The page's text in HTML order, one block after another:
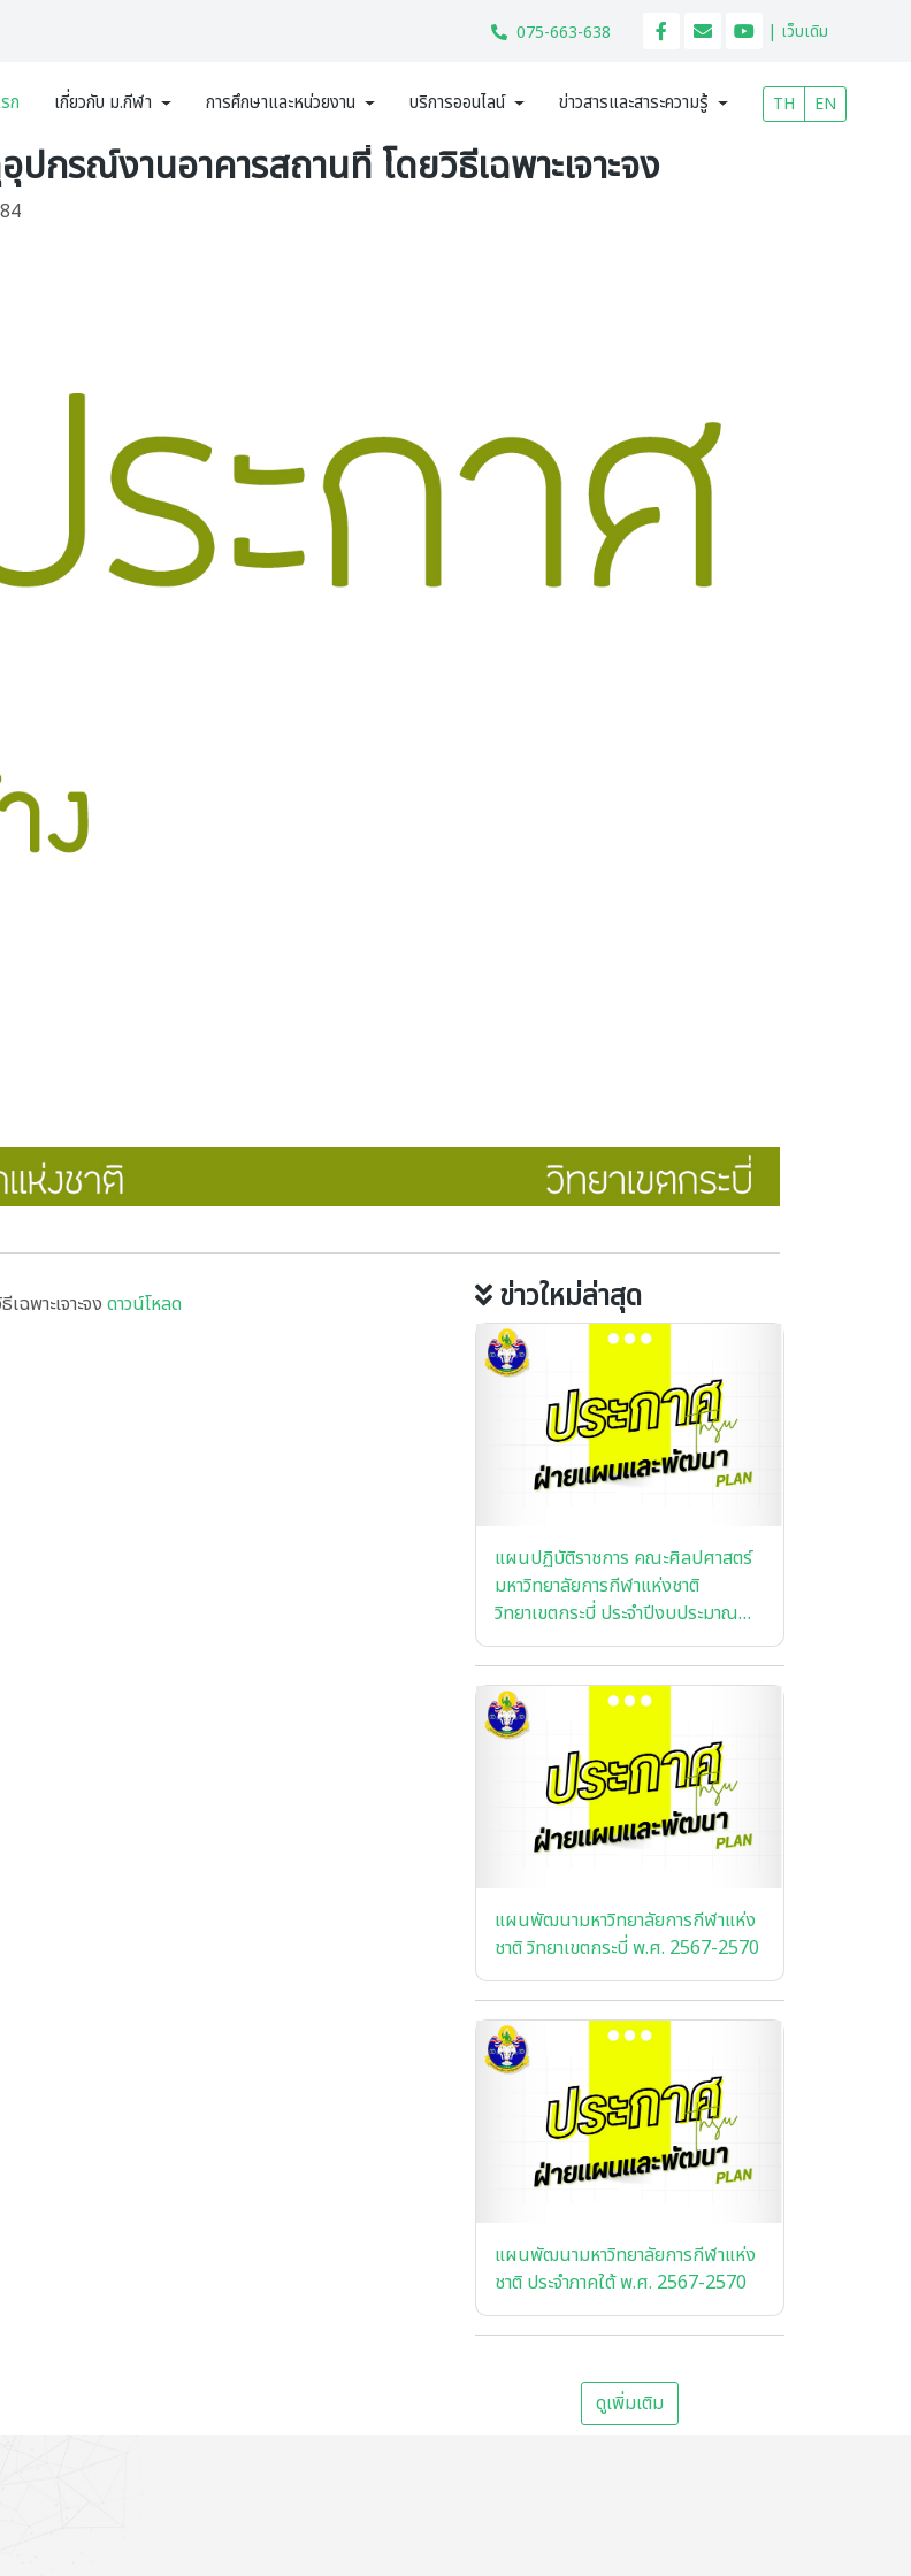
075-663-638 | เว็บเดิม
ก เกี่ยวกับ ม.กีฬา การศึกษาและหน่วยงาน บริการออนไลน์ ข่าวสารและสาระความรู้ TH EN
กรณ์งานอาคารสถานที่ โดยวิธีเฉพาะเจาะจง
ฉพาะเจาะจง ดาวน์โหลด ข่าวใหม่ล่าสุด
แผนปฏิบัติราชการ คณะศิลปศาสตร์
มหาวิทยาลัยการกีฬาแห่งชาติ
วิทยาเขตกระบี่ ประจําปีงบประมาณ
พ.ศ. 2568
แผนพัฒนามหาวิทยาลัยการกีฬาแห่ง
ชาติ วิทยาเขตกระบี่ พ.ศ. 2567-2570
แผนพัฒนามหาวิทยาลัยการกีฬาแห่ง
ชาติ ประจำภาคใต้ พ.ศ. 2567-2570
ดูเพิ่มเติม